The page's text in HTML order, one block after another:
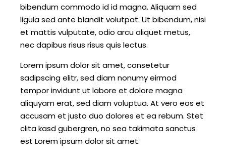
bibendum commodo id id magna. Aliquam sed
ligula sed ante blandit volutpat. Ut bibendum, nisi
et mattis vulputate, odio arcu aliquet metus,
nec dapibus risus risus quis lectus.
Lorem ipsum dolor sit amet, consetetur
sadipscing elitr, sed diam nonumy eirmod
tempor invidunt ut labore et dolore magna
aliquyam erat, sed diam voluptua. At vero eos et
accusam et justo duo dolores et ea rebum. Stet
clita kasd gubergren, no sea takimata sanctus
est Lorem ipsum dolor sit amet.